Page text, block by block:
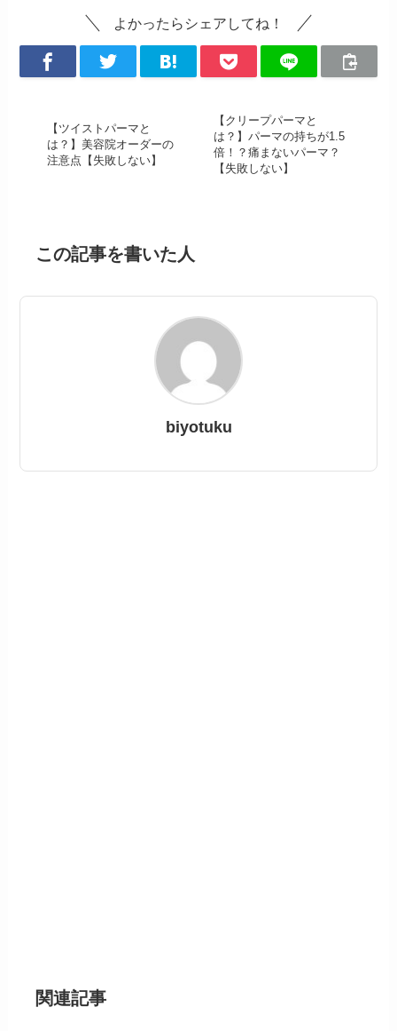
よかったらシェアしてね！
【ツイストパーマと
は？】美容院オーダーの
注意点【失敗しない】
【クリープパーマと
は？】パーマの持ちが1.5
倍！？痛まないパーマ？
【失敗しない】
この記事を書いた人
biyotuku
関連記事